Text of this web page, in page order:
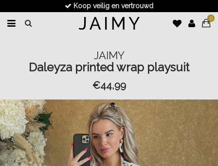
Koop veilig en vertrouwd
0
JAIMY
Daleyza printed wrap playsuit
€44,99